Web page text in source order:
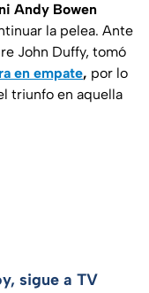
Andy Bowen
la pelea. Ante
John Duffy, tomó
en empate, por lo
triunfo en aquella
sigue a TV